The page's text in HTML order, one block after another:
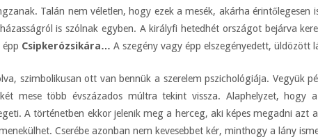
Talán nem véletlen, hogy ezek a mesék, akárha
is szólnak egyben. A királyfi hetedhét országot bejárva
Csipkerózsikára… A szegény vagy épp elszegényedett,
szimbolikusan ott van bennük a szerelem pszichológiája. Vegyük
mese több évszázados múltra tekint vissza. Alaphelyzet, hogy
A történetben ekkor jelenik meg a herceg, aki képes megadni
Cserébe azonban nem kevesebbet kér, minthogy a lány